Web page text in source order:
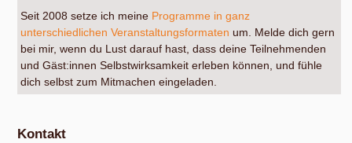
Seit 2008 setze ich meine Programme in ganz
unterschiedlichen Veranstaltungsformaten um. Melde dich gern
bei mir, wenn du Lust darauf hast, dass deine Teilnehmenden
und Gäst:innen Selbstwirksamkeit erleben können, und fühle
dich selbst zum Mitmachen eingeladen.
Kontakt